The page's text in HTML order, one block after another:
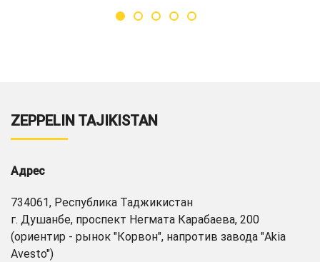
ZEPPELIN TAJIKISTAN
Адрес
734061, Республика Таджикистан
г. Душанбе, проспект Негмата Карабаева, 200
(ориентир - рынок "Корвон", напротив завода "Akia
Avesto")